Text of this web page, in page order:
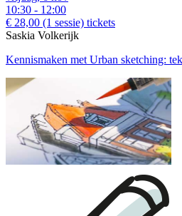
10:30 - 12:00
€ 28,00 (1 sessie) tickets
Saskia Volkerijk
Kennismaken met Urban sketching: